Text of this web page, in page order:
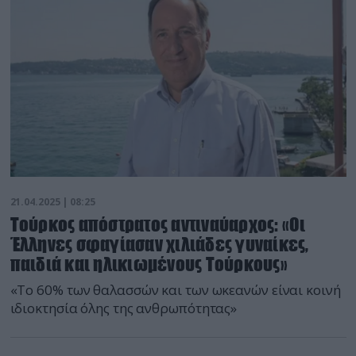
21.04.2025 | 08:25
Τούρκος απόστρατος αντιναύαρχος: «Οι
Έλληνες σφαγίασαν χιλιάδες γυναίκες,
παιδιά και ηλικιωμένους Τούρκους»
«Το 60% των θαλασσών και των ωκεανών είναι κοινή
ιδιοκτησία όλης της ανθρωπότητας»